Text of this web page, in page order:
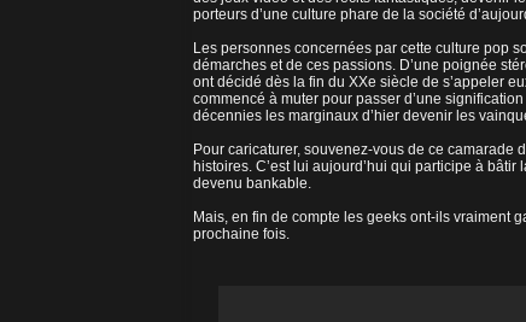
porteurs d’une culture phare de la société
Les personnes concernées par cette culture pop
démarches et de ces passions. D’une poignée
ont décidé dès la fin du XXe siècle de s’appeler
commencé à muter pour passer d’une
décennies les marginaux d’hier devenir les
Pour caricaturer, souvenez-vous de ce camarade
histoires. C’est lui aujourd’hui qui participe à
devenu bankable.
Mais, en fin de compte les geeks ont-ils vraiment
prochaine fois.